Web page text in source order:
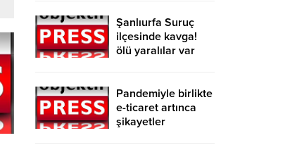
Şanlıurfa Suruç
ilçesinde kavga!
ölü yaralılar var
Pandemiyle birlikte
e-ticaret artınca
şikayetler